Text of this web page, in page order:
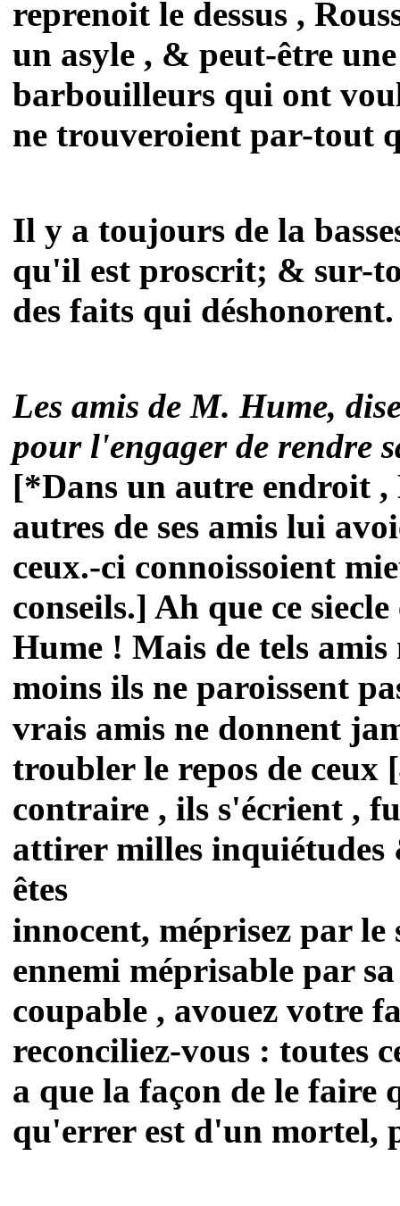
reprenoit le dessus ,
un asyle , & peut-être
barbouilleurs qui ont
ne trouveroient par-tout
Il y a toujours de la
qu'il est proscrit; & sur-
des faits qui déshonorent.
Les amis de M. Hume,
pour l'engager de rendre
[*Dans un autre endroit ,
autres de ses amis lui
ceux.-ci connoissoient
conseils.] Ah que ce
Hume ! Mais de tels amis
moins ils ne paroissent
vrais amis ne donnent
troubler le repos de
contraire , ils s'écrient ,
attirer milles inquiétudes
êtes
innocent, méprisez par le
ennemi méprisable par
coupable , avouez votre
reconciliez-vous : toutes
a que la façon de le
qu'errer est d'un mortel,